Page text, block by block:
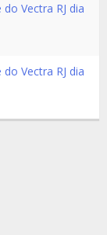
Vectra RJ dia
Vectra RJ dia